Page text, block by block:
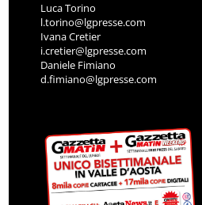
Luca Torino
l.torino@lgpresse.com
Ivana Cretier
i.cretier@lgpresse.com
Daniele Fimiano
d.fimiano@lgpresse.com